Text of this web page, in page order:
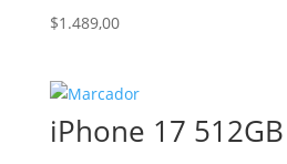
$1.489,00
iPhone 17